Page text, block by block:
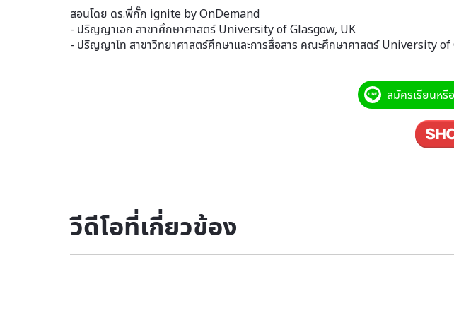
สอนโดย ดร.พี่กั๊ก ignite by OnDemand
- ปริญญาเอก สาขาศึกษาศาสตร์ University of Glasgow, UK
- ปริญญาโท สาขาวิทยาศาสตร์ศึกษาและการสื่อสาร คณะศึกษาศาสตร์ University of
สมัครเรียนหรื
วีดีโอที่เกี่ยวข้อง